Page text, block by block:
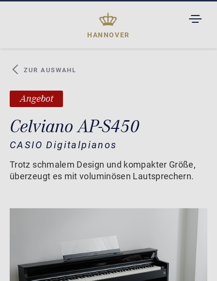
HANNOVER
ZUR AUSWAHL
Angebot
Celviano AP-S450
CASIO Digitalpianos
Trotz schmalem Design und kompakter Größe,
überzeugt es mit voluminösen Lautsprechern.